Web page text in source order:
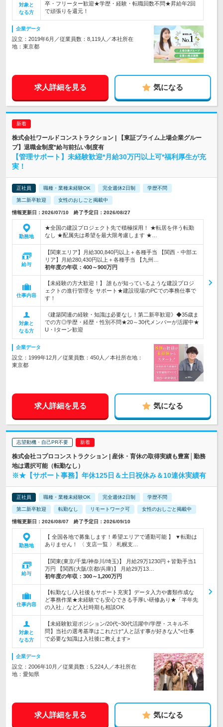
対象と
なる方
卒・フリーター歓迎★学歴・経験・転職回数不問★昇給年2回
で頑張りを還元！
企業データ
設立：2019年6月／従業員数：8,119人／本社所在
地：東京都
求人詳細を見る 気になる
株式会社ワールドコンストラクション | 【東証プライム上場企業グルー
プ】退職金制度*給与前払い制度有
【管理サポート】未経験歓迎*月給30万円以上可*福利厚生が充
実！
正社員 職種・業種未経験OK 完全週休2日制 学歴不問
第二新卒歓迎 女性のおしごと掲載中
情報更新日：2026/07/10 終了予定日：2026/08/27
勤務地
★全国の建設プロジェクト先で積極採用！ ★転居を伴う転勤
なし ★配属先は希望を最大限考慮します ★…
給与
【関東エリア】月給300,840円以上＋各種手当 【関西・中部エ
リア】月給280,430円以上＋各種手当 【九州…
初年度の年収： 400～900万円
仕事内容
【未経験の方大歓迎！】 誰もが知っているような建設プロジ
ェクトの進行管理を サポート★建設現場のPCでの事務仕事で
す！
対象と
なる方
《建築関連の経験・知識は必要なし！第二新卒歓迎》◆35歳ま
での方◎学歴・経歴・性別不問★20～30代メンバーが活躍中★
U・Iターン歓迎
企業データ
設立：1999年12月／従業員数：450人／本社所在地：
東京都
求人詳細を見る 気になる
志望動機・自己PR不要
株式会社コプロコンストラクション | 産休・育休の取得実績も豊富│勤務
地は選択可能（転勤なし）
※★【サポート事務】年休125日＆土日祝休み＆10連休実績有
正社員 職種・業種未経験OK 完全週休2日制 学歴不問
第二新卒歓迎 転勤なし リモートワーク可 女性のおしごと掲載中
情報更新日：2026/08/07 終了予定日：2026/09/10
勤務地
【 全国各地で募集します！希望エリアで通勤可能 】 ▼転勤は
ありません！ 〈 支店一覧 〉 札幌支…
給与
【関東(東京/千葉/神奈川/埼玉)】 月給29万1230円＋皆勤手当1
万円 【関西(大阪/京都/兵庫)】 月給29万13…
初年度の年収： 300～1,200万円
仕事内容
【転勤なし/入社後もサポート充実】データ入力や書類作成な
ど事務作業★未経験でも安心できる手厚い研修あり★「半年先
の入社」など入社時期も相談OK
対象と
なる方
【未経験歓迎ポジション/20代~30代活躍中/学歴・スキル不
問】当社の選考基準はこれだけ"人と話す事が好きな人"<仕事
で必要な知識は入社後に教えます>
企業データ
設立：2006年10月／従業員数：5,224人／本社所在
地：愛知県
求人詳細を見る 気になる